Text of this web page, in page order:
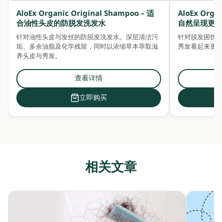
AloEx Organic Original Shampoo – 适
合油性头皮的防脱发洗发水
针对油性头皮与发丝的防脱发洗发水。深层清洁污
垢、多余油脂及化学残留，同时以浓缩草本萃取滋
养头皮与秀发。
查看详情
立即购买
AloEx
自然呈现更
针对脱发困扰
秀发看起来更
相关文章